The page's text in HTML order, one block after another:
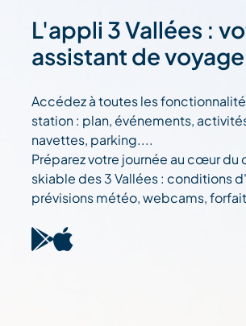
L'appli 3 Vallées :
assistant de voyage
Accédez à toutes les
station : plan, événements,
navettes, parking....
Préparez votre journée au cœur du
skiable des 3 Vallées : conditions
prévisions météo, webcams,